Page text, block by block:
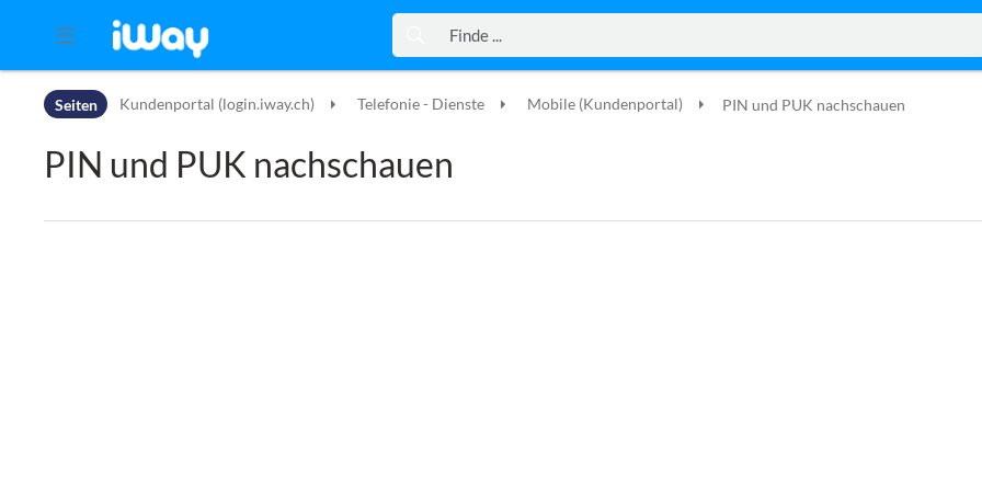
Zur Hauptnavigation
Zum Arbeitsbereich
Seiten Kundenportal (login.iway.ch) Telefonie - Dienste Mobile (Kundenportal) PIN und PUK nachschauen
PIN und PUK nachschauen